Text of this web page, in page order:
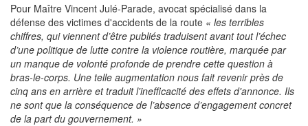
Pour Maître Vincent Julé-Parade, avocat spécialisé dans la
défense des victimes d'accidents de la route « les terribles
chiffres, qui viennent d’être publiés traduisent avant tout l’échec
d’une politique de lutte contre la violence routière, marquée par
un manque de volonté profonde de prendre cette question à
bras-le-corps. Une telle augmentation nous fait revenir près de
cinq ans en arrière et traduit l'inefficacité des effets d'annonce. Ils
ne sont que la conséquence de l’absence d’engagement concret
de la part du gouvernement. »